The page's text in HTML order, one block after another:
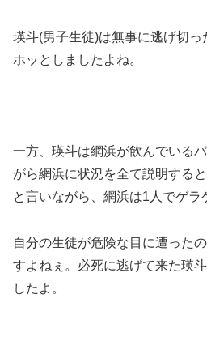
瑛斗(男子生徒)は無事に逃げ切
ホッとしましたよね。
一方、瑛斗は網浜が飲んでいる
がら網浜に状況を全て説明する
と言いながら、網浜は1人でゲラ
自分の生徒が危険な目に遭った
すよねぇ。必死に逃げて来た瑛
したよ。